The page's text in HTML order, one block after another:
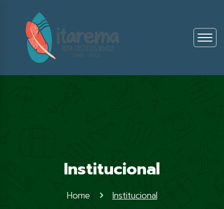
Institucional
Home Institucional